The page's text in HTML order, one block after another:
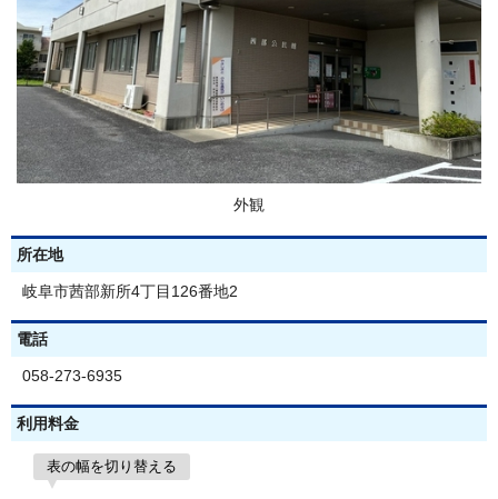
外観
所在地
岐阜市茜部新所4丁目126番地2
電話
058-273-6935
利用料金
表の幅を切り替える